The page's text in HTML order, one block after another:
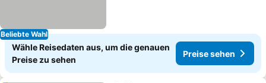
Beliebte Wahl
Wähle Reisedaten aus, um die genauen
Preise zu sehen
Preise sehen